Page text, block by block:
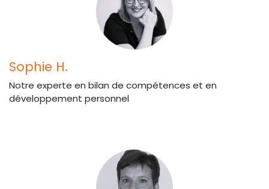
Sophie H.
Notre experte en bilan de compétences et en
développement personnel